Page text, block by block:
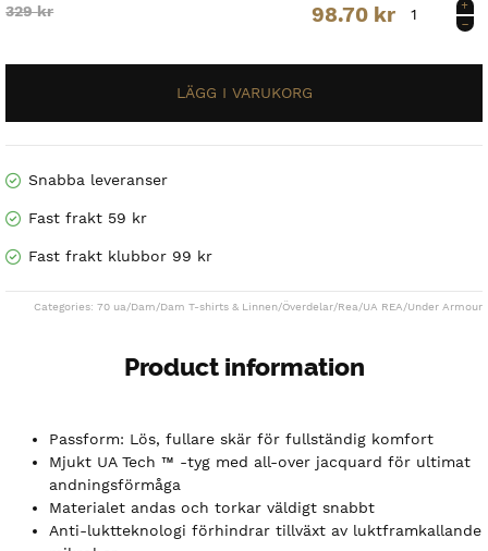
329kr
Original
was:
98.70 kr
Current
is:
Tech
Snabba leveranser
Fast frakt 59 kr
Fast frakt klubbor 99 kr
Categories: 70 ua/Dam/Dam T-shirts & Linnen/Överdelar/Rea/UA REA/Under Armour
Product information
Passform: Lös, fullare skär för fullständig komfort
Mjukt UA Tech ™ -tyg med all-over jacquard för ultimat
andningsförmåga
Materialet andas och torkar väldigt snabbt
Anti-luktteknologi förhindrar tillväxt av luktframkallande